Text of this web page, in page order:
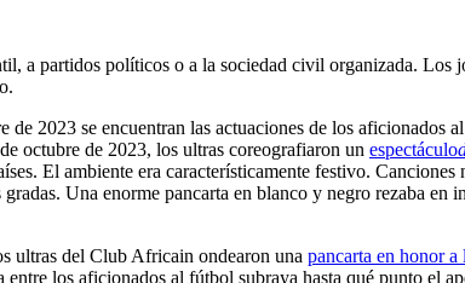
a partidos políticos o a la sociedad civil organizada. Los
2023 se encuentran las actuaciones de los aficionados
octubre de 2023, los ultras coreografiaron un espectáculo
El ambiente era característicamente festivo.
Una enorme pancarta en blanco y negro rezaba
ultras del Club Africain ondearon una pancarta en honor
entre los aficionados al fútbol subraya hasta qué punto el